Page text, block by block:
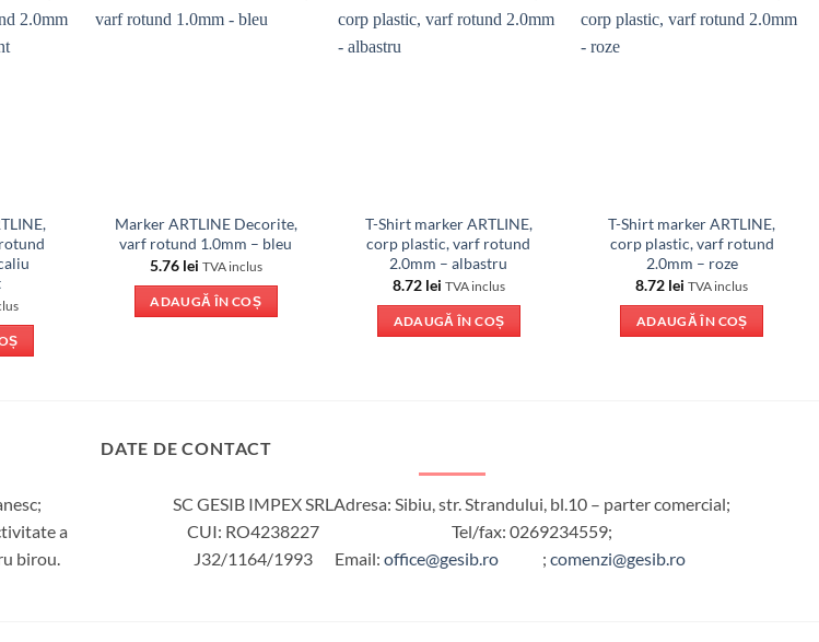
Marker ARTLINE Decorite,
varf rotund 1.0mm – bleu
5.76 lei TVA inclus
ADAUGĂ ÎN COȘ
T-Shirt marker ARTLINE,
corp plastic, varf rotund
2.0mm – albastru
8.72 lei TVA inclus
ADAUGĂ ÎN COȘ
T-Shirt marker ARTLINE,
corp plastic, varf rotund
2.0mm – roze
8.72 lei TVA inclus
ADAUGĂ ÎN COȘ
a
birou.
DATE DE CONTACT
SC GESIB IMPEX SRL
CUI: RO4238227
J32/1164/1993
Adresa: Sibiu, str. Strandului, bl.10 – parter comercial;
Tel/fax: 0269234559;
Email: office@gesib.ro ; comenzi@gesib.ro